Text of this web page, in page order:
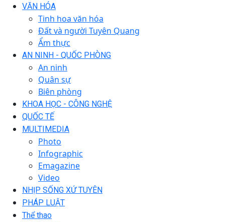
VĂN HÓA
Tinh hoa văn hóa
Đất và người Tuyên Quang
Ẩm thực
AN NINH - QUỐC PHÒNG
An ninh
Quân sự
Biên phòng
KHOA HỌC - CÔNG NGHỆ
QUỐC TẾ
MULTIMEDIA
Photo
Infographic
Emagazine
Video
NHỊP SỐNG XỨ TUYÊN
PHÁP LUẬT
Thể thao